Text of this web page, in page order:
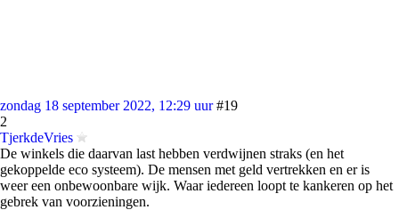
zondag 18 september 2022, 12:29 uur #19
2
TjerkdeVries
De winkels die daarvan last hebben verdwijnen straks (en het
gekoppelde eco systeem). De mensen met geld vertrekken en er is
weer een onbewoonbare wijk. Waar iedereen loopt te kankeren op het
gebrek van voorzieningen.